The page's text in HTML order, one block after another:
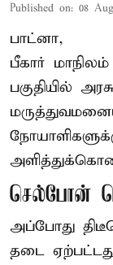
Published on: 08
பாட்னா,
பீகார்
பகுதியில்
செல்போன்
அப்போது
தடை